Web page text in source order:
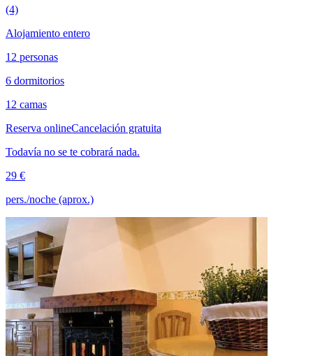
(4)
Alojamiento entero
12 personas
6 dormitorios
12 camas
Reserva onlineCancelación gratuita
Todavía no se te cobrará nada.
29 €
pers./noche (aprox.)